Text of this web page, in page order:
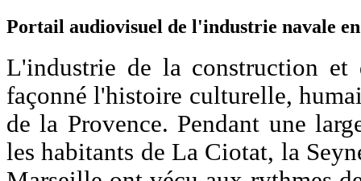
Portail audiovisuel de l'industrie navale
L'industrie de la construction et
façonné l'histoire culturelle,
de la Provence. Pendant une
les habitants de La Ciotat, la